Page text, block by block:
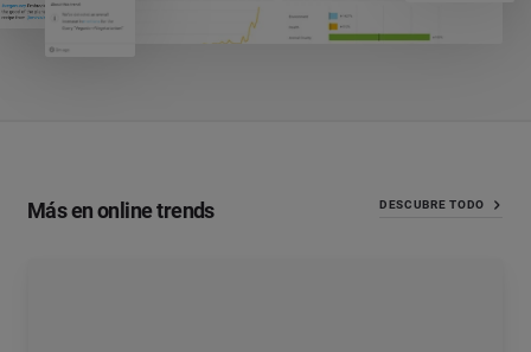
Más en online trends DESCUBRE TODO